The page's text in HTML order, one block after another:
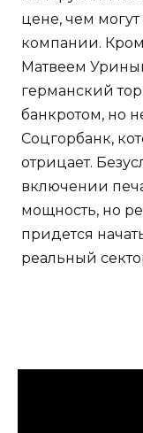
цене, чем
компании.
Матвеем
германский
банкротом, но
Соцгорбанк,
отрицает.
включении
мощность, но
придется
реальный